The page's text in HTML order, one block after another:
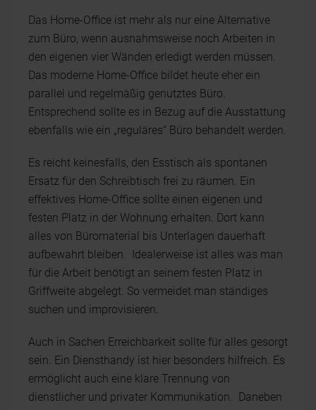
Das Home-Office ist mehr als nur eine Alternative
zum Büro, wenn ausnahmsweise noch Arbeiten in
den eigenen vier Wänden erledigt werden müssen.
Das moderne Home-Office bildet heute eher ein
parallel und regelmäßig genutztes Büro.
Entsprechend sollte es in Bezug auf die Ausstattung
ebenfalls wie ein „reguläres“ Büro behandelt werden.
Es reicht keinesfalls, den Esstisch als spontanen
Ersatz für den Schreibtisch frei zu räumen. Ein
effektives Home-Office sollte einen eigenen und
festen Platz in der Wohnung erhalten. Dort kann
alles von Büromaterial bis Unterlagen dauerhaft
aufbewahrt bleiben. Idealerweise ist alles was man
für die Arbeit benötigt an seinem festen Platz in
Griffweite abgelegt. So vermeidet man ständiges
suchen und improvisieren.
Auch in Sachen Erreichbarkeit sollte für alles gesorgt
sein. Ein Diensthandy ist hier besonders hilfreich. Es
ermöglicht auch eine klare Trennung von
dienstlicher und privater Kommunikation. Daneben